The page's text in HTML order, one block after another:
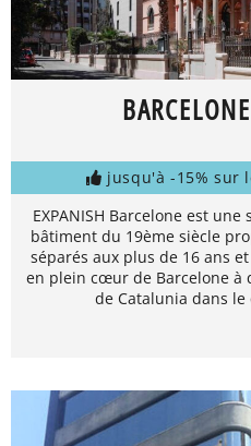
jusqu'à -15% sur
EXPANISH Barcelone est
bâtiment du 19ème siècle
séparés aux plus de 16 ans
en plein cœur de Barcelone à
de Catalunia dans